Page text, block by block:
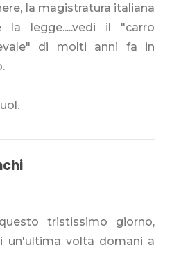
la magistratura italiana
la legge.....vedi il "carro
di molti anni fa in
tristissimo giorno,
un'ultima volta domani a